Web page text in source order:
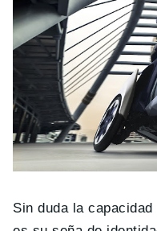
Sin duda la